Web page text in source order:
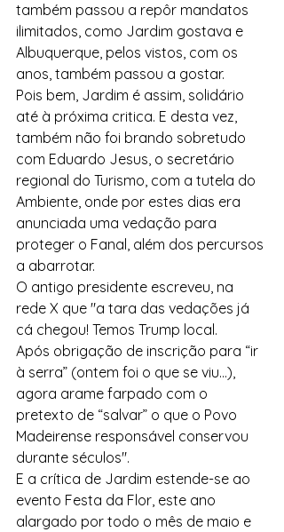
também passou a repôr mandatos
ilimitados, como Jardim gostava e
Albuquerque, pelos vistos, com os
anos, também passou a gostar.
Pois bem, Jardim é assim, solidário
até à próxima critica. E desta vez,
também não foi brando sobretudo
com Eduardo Jesus, o secretário
regional do Turismo, com a tutela do
Ambiente, onde por estes dias era
anunciada uma vedação para
proteger o Fanal, além dos percursos
a abarrotar.
O antigo presidente escreveu, na
rede X que "a tara das vedações já
cá chegou! Temos Trump local.
Após obrigação de inscrição para “ir
à serra” (ontem foi o que se viu…),
agora arame farpado com o
pretexto de “salvar” o que o Povo
Madeirense responsável conservou
durante séculos".
E a crítica de Jardim estende-se ao
evento Festa da Flor, este ano
alargado por todo o mês de maio e